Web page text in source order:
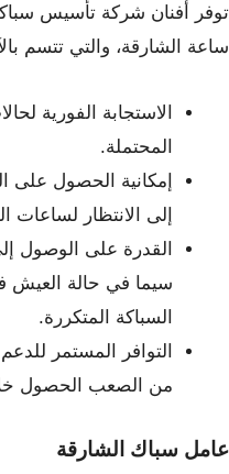
ساعة الشارقة، والتي تتسم
الاستجابة الفورية
المحتملة.
إمكانية الحصول
إلى الانتظار لساعات
القدرة على الوصول
سيما في حالة
السباكة المتكررة.
التوافر المستمر
من الصعب الحصول
عامل سباك الشارقة